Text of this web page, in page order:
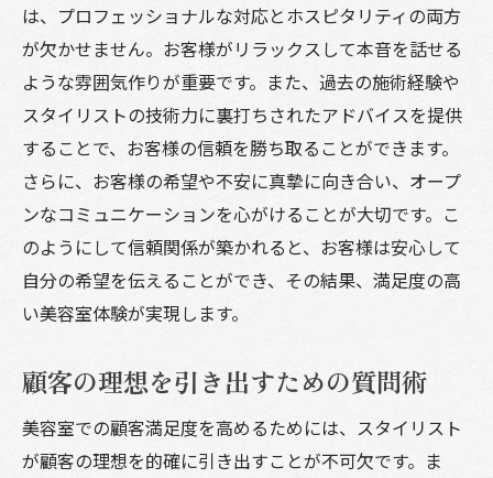
は、プロフェッショナルな対応とホスピタリティの両方
が欠かせません。お客様がリラックスして本音を話せる
ような雰囲気作りが重要です。また、過去の施術経験や
スタイリストの技術力に裏打ちされたアドバイスを提供
することで、お客様の信頼を勝ち取ることができます。
さらに、お客様の希望や不安に真摯に向き合い、オープ
ンなコミュニケーションを心がけることが大切です。こ
のようにして信頼関係が築かれると、お客様は安心して
自分の希望を伝えることができ、その結果、満足度の高
い美容室体験が実現します。
顧客の理想を引き出すための質問術
美容室での顧客満足度を高めるためには、スタイリスト
が顧客の理想を的確に引き出すことが不可欠です。ま